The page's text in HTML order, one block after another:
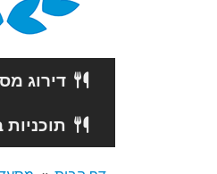
דירוג
תוכניות